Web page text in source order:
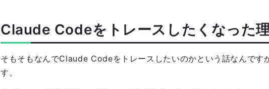
Claude Codeをトレースしたくなった
そもそもなんでClaude Codeをトレースしたいのかという話なんです
す。